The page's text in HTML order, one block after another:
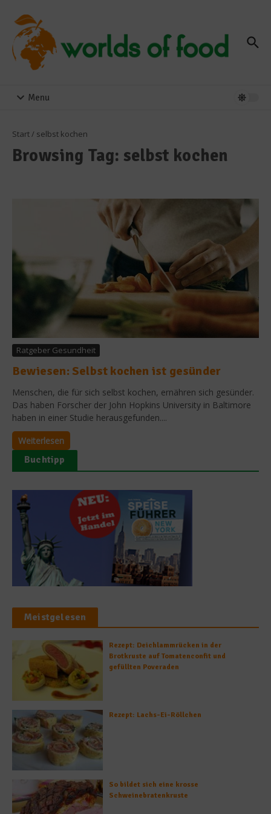
Menu
Start/ selbst kochen
Browsing Tag: selbst kochen
Ratgeber Gesundheit
Bewiesen: Selbst kochen ist gesünder
Menschen, die für sich selbst kochen, ernähren sich gesünder.
Das haben Forscher der John Hopkins University in Baltimore
haben in einer Studie herausgefunden....
Weiterlesen
Buchtipp
Meistgelesen
Rezept: Deichlammrücken in der
Brotkruste auf Tomatenconfit und
gefüllten Poveraden
Rezept: Lachs-Ei-Röllchen
So bildet sich eine krosse
Schweinebratenkruste